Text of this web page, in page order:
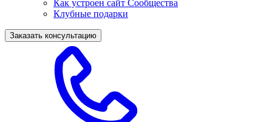
Как устроен сайт Сообщества
Клубные подарки
Заказать консультацию